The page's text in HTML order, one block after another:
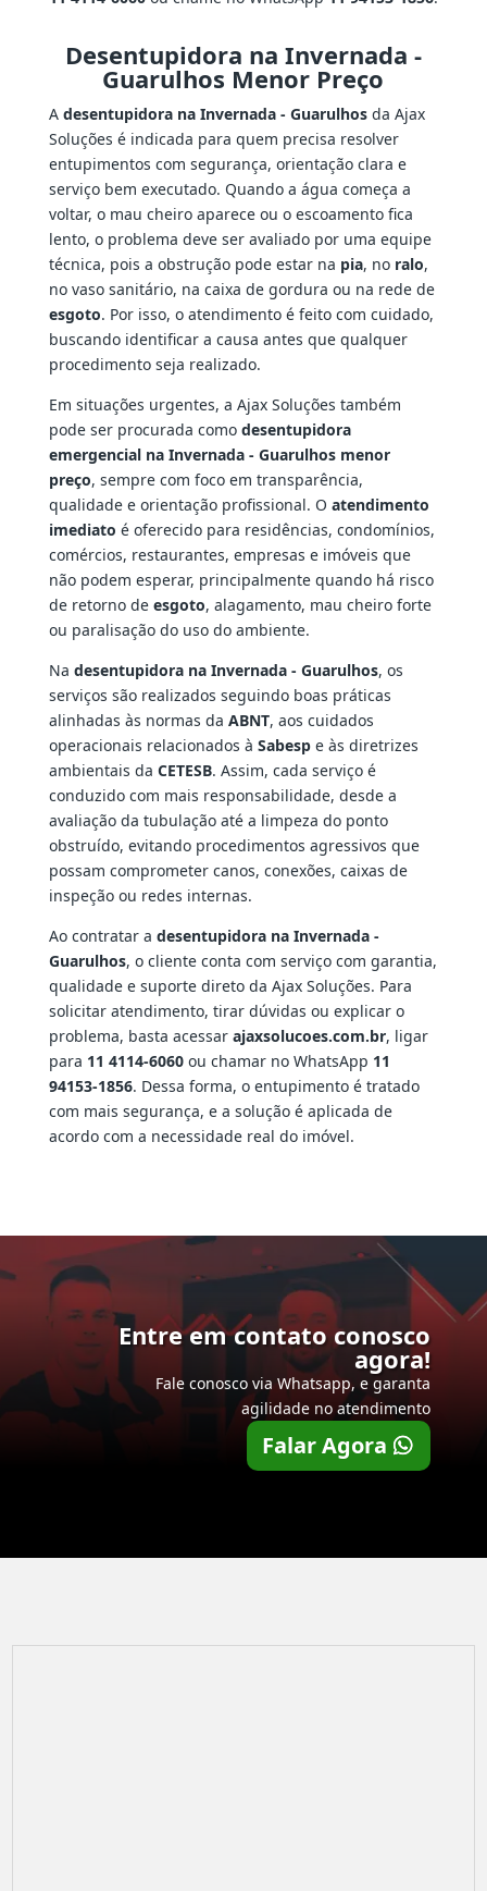
Desentupidora na Invernada -
Guarulhos Menor Preço
A desentupidora na Invernada - Guarulhosda Ajax
Soluções é indicada para quem precisa resolver
entupimentos com segurança, orientação clara e
serviço bem executado. Quando a água começa a
voltar, o mau cheiro aparece ou o escoamento fica
lento, o problema deve ser avaliado por uma equipe
técnica, pois a obstrução pode estar na pia, no ralo,
no vaso sanitário, na caixa de gordura ou na rede de
esgoto. Por isso, o atendimento é feito com cuidado,
buscando identificar a causa antes que qualquer
procedimento seja realizado.
Em situações urgentes, a Ajax Soluções também
pode ser procurada como desentupidora
emergencial na Invernada - Guarulhos menor
preço, sempre com foco em transparência,
qualidade e orientação profissional. O atendimento
imediato é oferecido para residências, condomínios,
comércios, restaurantes, empresas e imóveis que
não podem esperar, principalmente quando há risco
de retorno de esgoto, alagamento, mau cheiro forte
ou paralisação do uso do ambiente.
Na desentupidora na Invernada - Guarulhos, os
serviços são realizados seguindo boas práticas
alinhadas às normas da ABNT, aos cuidados
operacionais relacionados à Sabespe às diretrizes
ambientais da CETESB. Assim, cada serviço é
conduzido com mais responsabilidade, desde a
avaliação da tubulação até a limpeza do ponto
obstruído, evitando procedimentos agressivos que
possam comprometer canos, conexões, caixas de
inspeção ou redes internas.
Ao contratar a desentupidora na Invernada -
Guarulhos, o cliente conta com serviço com garantia,
qualidade e suporte direto da Ajax Soluções. Para
solicitar atendimento, tirar dúvidas ou explicar o
problema, basta acessar ajaxsolucoes.com.br, ligar
para 11 4114-6060ou chamar no WhatsApp 11
94153-1856. Dessa forma, o entupimento é tratado
com mais segurança, e a solução é aplicada de
acordo com a necessidade real do imóvel.
Entre em contato conosco
agora!
Fale conosco via Whatsapp, e garanta
agilidade no atendimento
Falar Agora